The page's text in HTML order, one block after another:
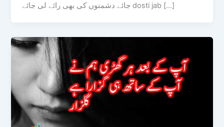
جائے دشمنوں کی بھی رائے لی جائے dosti jab […]